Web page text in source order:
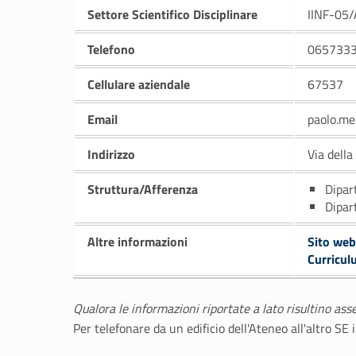
Settore Scientifico Disciplinare
IINF-05/
Telefono
Cellulare aziendale
67537
Email
Indirizzo
Via
Struttura/Afferenza
Altre informazioni
Sito
Qualora le informazioni riportate a lato risultino
Per telefonare da un edificio dell'Ateneo all'altro